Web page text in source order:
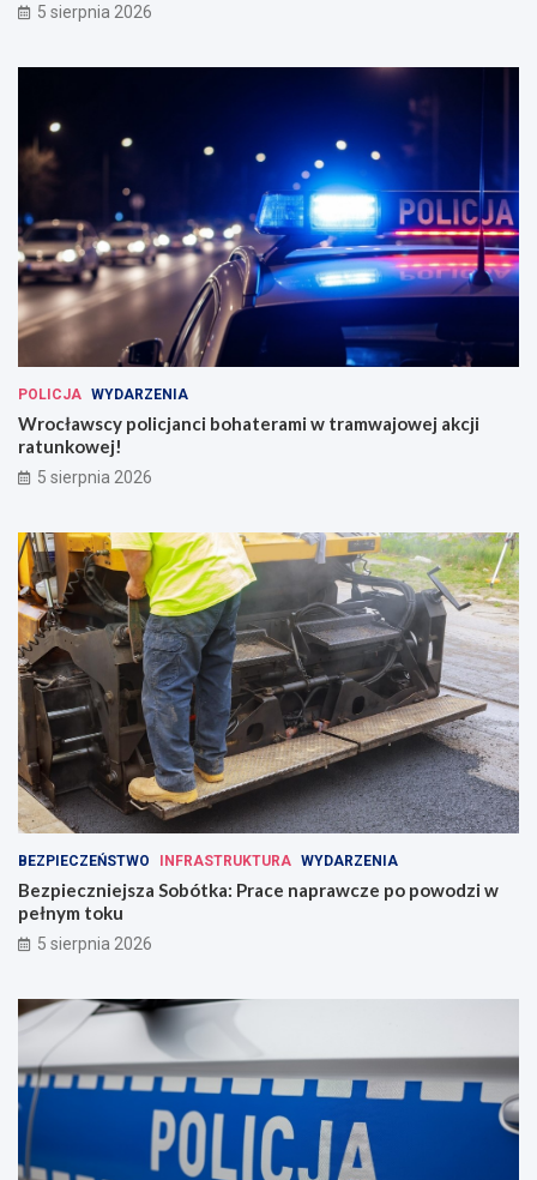
5 sierpnia 2026
POLICJA WYDARZENIA
Wrocławscy policjanci bohaterami w tramwajowej akcji
ratunkowej!
5 sierpnia 2026
BEZPIECZEŃSTWO INFRASTRUKTURA WYDARZENIA
Bezpieczniejsza Sobótka: Prace naprawcze po powodzi w
pełnym toku
5 sierpnia 2026